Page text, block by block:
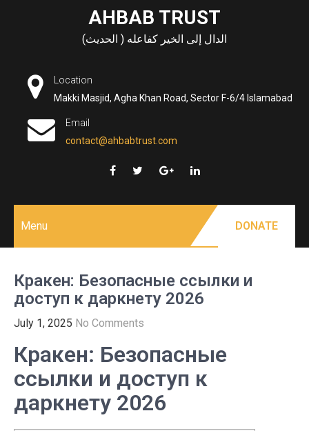
AHBAB TRUST
الدال إلى الخير كفاعله ( الحديث)
Location
Makki Masjid, Agha Khan Road, Sector F-6/4 Islamabad
Email
contact@ahbabtrust.com
Menu DONATE
Кракен: Безопасные ссылки и
доступ к даркнету 2026
July 1, 2025 No Comments
Кракен: Безопасные
ссылки и доступ к
даркнету 2026